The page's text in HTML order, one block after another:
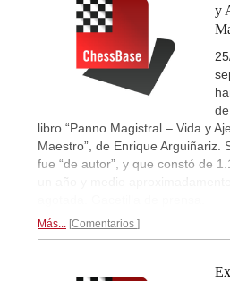
y
libro “Panno Magistral – Vida y
Maestro”, de Enrique Arguiñariz.
fue “de autor”, y que constó de
un año y medio
Más... Comentarios